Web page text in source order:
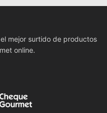
mejor surtido de productos
online.